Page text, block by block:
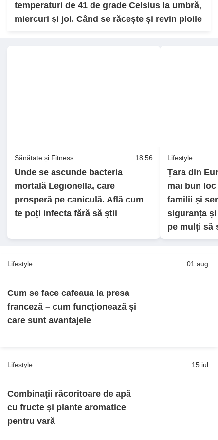
temperaturi de 41 de grade Celsius la umbră,
miercuri și joi. Când se răcește și revin ploile
Sănătate și Fitness 18:56
Unde se ascunde bacteria
mortală Legionella, care
prosperă pe caniculă. Află cum
te poți infecta fără să știi
Lifestyle
Țara din
mai bun
familii și
siguranța
pe mulți să
Lifestyle 01 aug.
Cum se face cafeaua la presa
franceză – cum funcționează și
care sunt avantajele
Lifestyle 15 iul.
Combinaţii răcoritoare de apă
cu fructe şi plante aromatice
pentru vară